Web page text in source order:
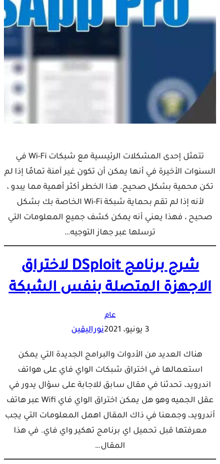
تتمثل إحدى المشكلات الرئيسية مع شبكات Wi-Fi في
السنوات الأخيرة في أنها يمكن أن تكون غير آمنة تمامًا إذا لم
تكن محمية بشكل صحيح. هذا الخطر أكثر أهمية مما يبدو ،
لأنه إذا لم تقم بحماية شبكة Wi-Fi الخاصة بك بشكل
صحيح ، فهذا يعني أنه يمكن كشف جميع المعلومات التي
ترسلها عبر جهاز التوجيه…
شرح برنامج DSploit لاختراق
الاجهزة المتصلة بنفس الشبكة
عام
3 يونيو، 2021 نوراليقين
هناك العديد من الأدوات والبرامج الجديدة التي يمكن
استعمالها في اختراق شبكات الواي فاي على هواتف
اندرويد، تحدثنا في مقال سابق للاجابة على سؤال يدور في
عقل الجميه وهو هل يمكن اختراق الواي فاي Wifi عبر هاتف
أندرويد، وجمعنا في ذاك المقال اهمل المعلومات التي يجب
معرفتها قبل تحميل اي برنامج تهكير واي فاي. في هذا
المقال…